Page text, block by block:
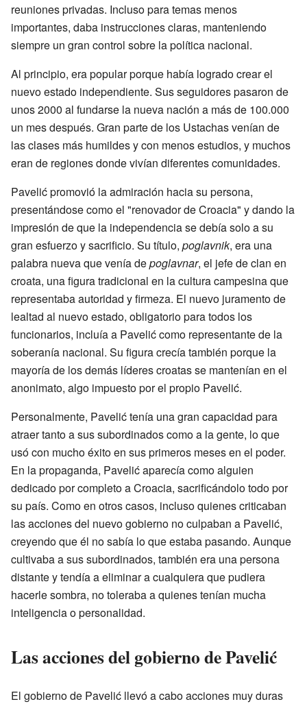
reuniones privadas. Incluso para temas menos
importantes, daba instrucciones claras, manteniendo
siempre un gran control sobre la política nacional.
Al principio, era popular porque había logrado crear el
nuevo estado independiente. Sus seguidores pasaron de
unos 2000 al fundarse la nueva nación a más de 100.000
un mes después. Gran parte de los Ustachas venían de
las clases más humildes y con menos estudios, y muchos
eran de regiones donde vivían diferentes comunidades.
Pavelić promovió la admiración hacia su persona,
presentándose como el "renovador de Croacia" y dando la
impresión de que la independencia se debía solo a su
gran esfuerzo y sacrificio. Su título, poglavnik, era una
palabra nueva que venía depoglavnar, el jefe de clan en
croata, una figura tradicional en la cultura campesina que
representaba autoridad y firmeza. El nuevo juramento de
lealtad al nuevo estado, obligatorio para todos los
funcionarios, incluía a Pavelić como representante de la
soberanía nacional. Su figura crecía también porque la
mayoría de los demás líderes croatas se mantenían en el
anonimato, algo impuesto por el propio Pavelić.
Personalmente, Pavelić tenía una gran capacidad para
atraer tanto a sus subordinados como a la gente, lo que
usó con mucho éxito en sus primeros meses en el poder.
En la propaganda, Pavelić aparecía como alguien
dedicado por completo a Croacia, sacrificándolo todo por
su país. Como en otros casos, incluso quienes criticaban
las acciones del nuevo gobierno no culpaban a Pavelić,
creyendo que él no sabía lo que estaba pasando. Aunque
cultivaba a sus subordinados, también era una persona
distante y tendía a eliminar a cualquiera que pudiera
hacerle sombra, no toleraba a quienes tenían mucha
inteligencia o personalidad.
Las acciones del gobierno de Pavelić
El gobierno de Pavelić llevó a cabo acciones muy duras